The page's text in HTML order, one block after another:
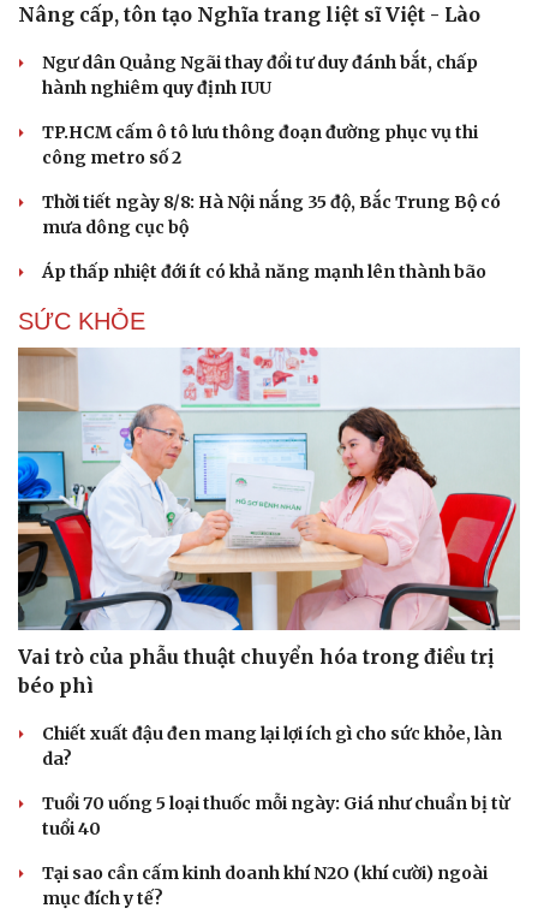
Sân khấu - Điện ảnh
Văn học
Âm nhạc
Di sản
Giải trí
Nghệ sĩ
Thời trang
Sao Việt
Nâng cấp, tôn tạo Nghĩa trang liệt sĩ Việt - Lào
Ngư dân Quảng Ngãi thay đổi tư duy đánh bắt, chấp
hành nghiêm quy định IUU
TP.HCM cấm ô tô lưu thông đoạn đường phục vụ thi
công metro số 2
Thời tiết ngày 8/8: Hà Nội nắng 35 độ, Bắc Trung Bộ có
mưa dông cục bộ
Áp thấp nhiệt đới ít có khả năng mạnh lên thành bão
SỨC KHỎE
Vai trò của phẫu thuật chuyển hóa trong điều trị
béo phì
Chiết xuất đậu đen mang lại lợi ích gì cho sức khỏe, làn
da?
Tuổi 70 uống 5 loại thuốc mỗi ngày: Giá như chuẩn bị từ
tuổi 40
Tại sao cần cấm kinh doanh khí N2O (khí cười) ngoài
mục đích y tế?